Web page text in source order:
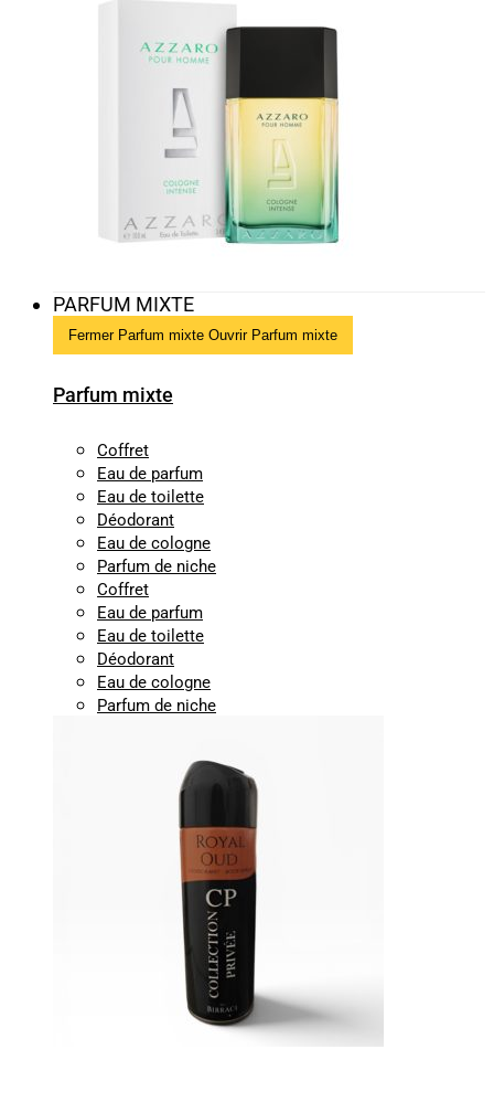
PARFUM MIXTE
Fermer Parfum mixte Ouvrir Parfum mixte
Parfum mixte
Coffret
Eau de parfum
Eau de toilette
Déodorant
Eau de cologne
Parfum de niche
Coffret
Eau de parfum
Eau de toilette
Déodorant
Eau de cologne
Parfum de niche